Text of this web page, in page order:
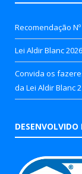
Recomendação Nº
Lei Aldir Blanc 2026
Convida os
da Lei Aldir Blanc 2
DESENVOLVIDO